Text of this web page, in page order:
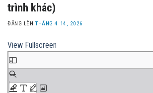
trình khác)
ĐĂNG LÊNTHÁNG 4 14, 2026
View Fullscreen